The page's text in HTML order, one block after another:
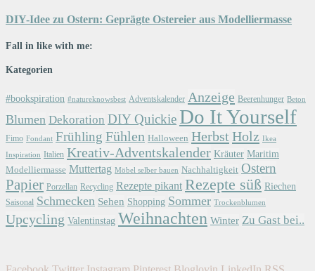
DIY-Idee zu Ostern: Geprägte Ostereier aus Modelliermasse
Fall in like with me:
Kategorien
#bookspiration #natureknowsbest Adventskalender Anzeige Beerenhunger Beton
Blumen Dekoration DIY Quickie Do It Yourself
Fimo Fondant Frühling Fühlen Halloween Herbst Holz Ikea
Inspiration Italien Kreativ-Adventskalender Kräuter Maritim
Modelliermasse Muttertag Möbel selber bauen Nachhaltigkeit Ostern
Papier Porzellan Recycling Rezepte pikant Rezepte süß Riechen
Saisonal Schmecken Sehen Shopping Sommer Trockenblumen
Upcycling Valentinstag Weihnachten Winter Zu Gast bei..